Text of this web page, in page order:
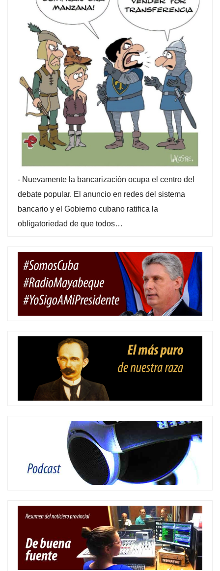
- Nuevamente la bancarización ocupa el centro del
debate popular. El anuncio en redes del sistema
bancario y el Gobierno cubano ratifica la
obligatoriedad de que todos…